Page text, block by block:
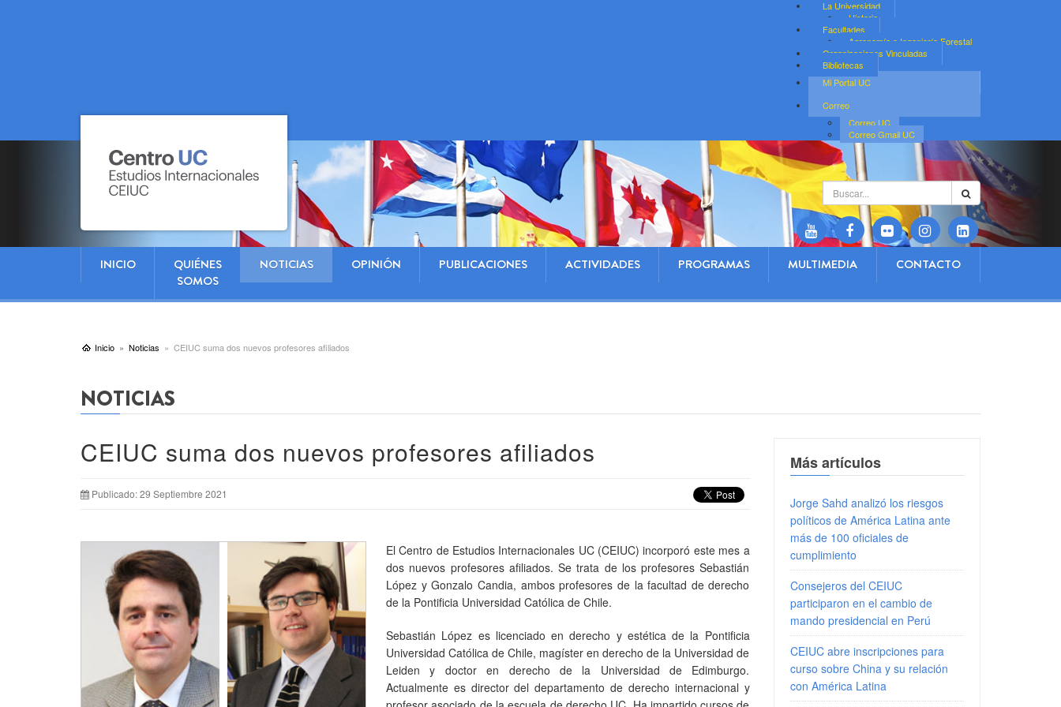
La Universidad
Historia
Facultades
Agronomía e Ingeniería Forestal
Organizaciones Vinculadas
Bibliotecas
Mi Portal UC
Correo
Correo UC
Correo Gmail UC
Buscar...
INICIO
QUIÉNES
SOMOS
NOTICIAS OPINIÓN PUBLICACIONES ACTIVIDADES PROGRAMAS MULTIMEDIA CONTACTO
Inicio Noticias CEIUC suma dos nuevos profesores afiliados
NOTICIAS
CEIUC suma dos nuevos profesores afiliados
Publicado: 29 Septiembre 2021
El Centro de Estudios Internacionales UC (CEIUC) incorporó este mes a
dos nuevos profesores afiliados. Se trata de los profesores Sebastián
López y Gonzalo Candia, ambos profesores de la facultad de derecho
de la Pontificia Universidad Católica de Chile.
Sebastián López es licenciado en derecho y estética de la Pontificia
Universidad Católica de Chile, magíster en derecho de la Universidad de
Leiden y doctor en derecho de la Universidad de Edimburgo.
Actualmente es director del departamento de derecho internacional y
Más artículos
Jorge Sahd analizó los riesgos
políticos de América Latina ante
más de 100 oficiales de
cumplimiento
Consejeros del CEIUC
participaron en el cambio de
mando presidencial en Perú
CEIUC abre inscripciones para
curso sobre China y su relación
con América Latina